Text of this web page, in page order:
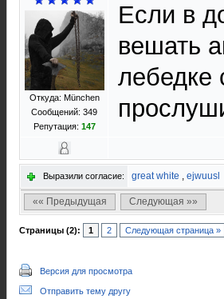
Откуда: München
Сообщений: 349
Репутация: 147
Если в
вешать
лебедке
Выразили согласие: great white , ejwuusl
«« Предыдущая Следующая »»
Страницы (2): 1 2 Следующая страница »
Версия для просмотра
Отправить тему другу